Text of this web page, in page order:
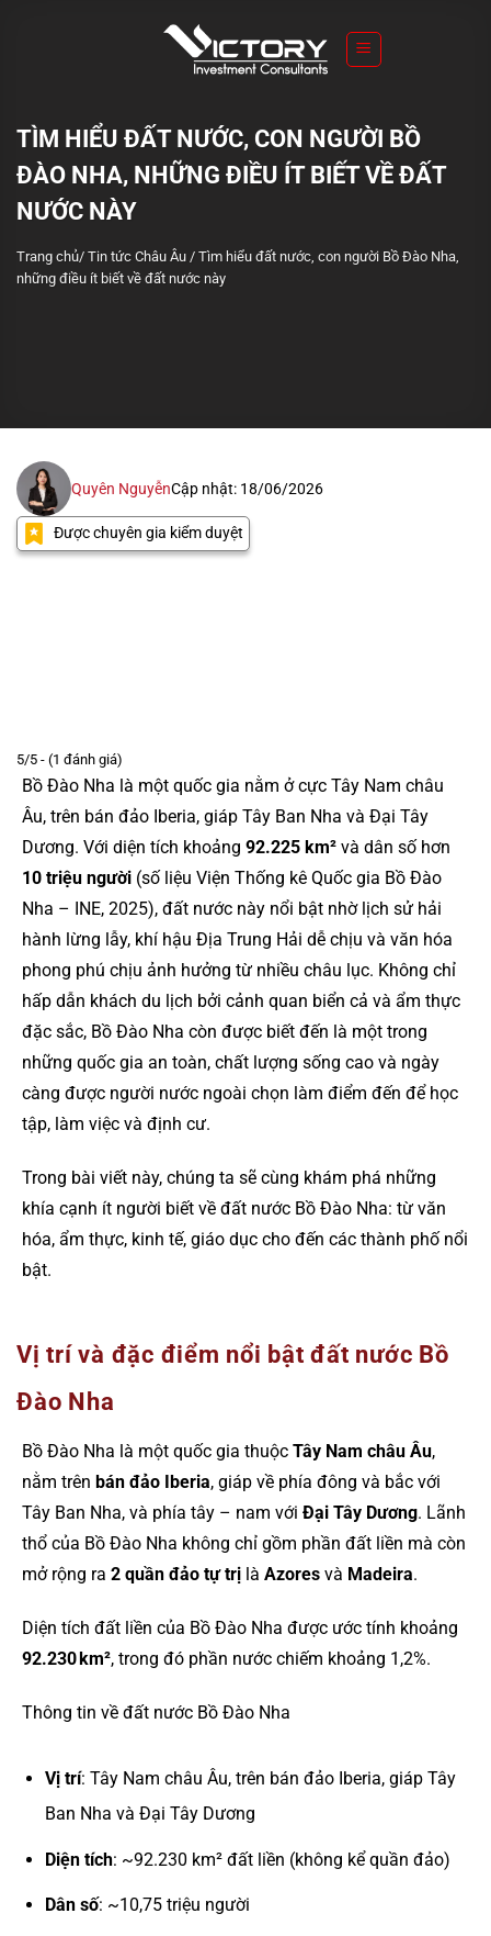
TÌM HIỂU ĐẤT NƯỚC, CON NGƯỜI BỒ
ĐÀO NHA, NHỮNG ĐIỀU ÍT BIẾT VỀ ĐẤT
NƯỚC NÀY
Trang chủ/ Tin tức Châu Âu / Tìm hiểu đất nước, con người Bồ Đào Nha,
những điều ít biết về đất nước này
Quyên NguyễnCập nhật: 18/06/2026
Được chuyên gia kiểm duyệt
5/5 - (1 đánh giá)
Bồ Đào Nha là một quốc gia nằm ở cực Tây Nam châu
Âu, trên bán đảo Iberia, giáp Tây Ban Nha và Đại Tây
Dương. Với diện tích khoảng 92.225 km² và dân số hơn
10 triệu người (số liệu Viện Thống kê Quốc gia Bồ Đào
Nha – INE, 2025), đất nước này nổi bật nhờ lịch sử hải
hành lừng lẫy, khí hậu Địa Trung Hải dễ chịu và văn hóa
phong phú chịu ảnh hưởng từ nhiều châu lục. Không chỉ
hấp dẫn khách du lịch bởi cảnh quan biển cả và ẩm thực
đặc sắc, Bồ Đào Nha còn được biết đến là một trong
những quốc gia an toàn, chất lượng sống cao và ngày
càng được người nước ngoài chọn làm điểm đến để học
tập, làm việc và định cư.
Trong bài viết này, chúng ta sẽ cùng khám phá những
khía cạnh ít người biết về đất nước Bồ Đào Nha: từ văn
hóa, ẩm thực, kinh tế, giáo dục cho đến các thành phố nổi
bật.
Vị trí và đặc điểm nổi bật đất nước Bồ
Đào Nha
Bồ Đào Nha là một quốc gia thuộc Tây Nam châu Âu,
nằm trên bán đảo Iberia, giáp về phía đông và bắc với
Tây Ban Nha, và phía tây – nam với Đại Tây Dương. Lãnh
thổ của Bồ Đào Nha không chỉ gồm phần đất liền mà còn
mở rộng ra 2 quần đảo tự trị là Azores và Madeira.
Diện tích đất liền của Bồ Đào Nha được ước tính khoảng
92.230 km², trong đó phần nước chiếm khoảng 1,2%.
Thông tin về đất nước Bồ Đào Nha
Vị trí: Tây Nam châu Âu, trên bán đảo Iberia, giáp Tây
Ban Nha và Đại Tây Dương
Diện tích: ~92.230 km² đất liền (không kể quần đảo)
Dân số: ~10,75 triệu người